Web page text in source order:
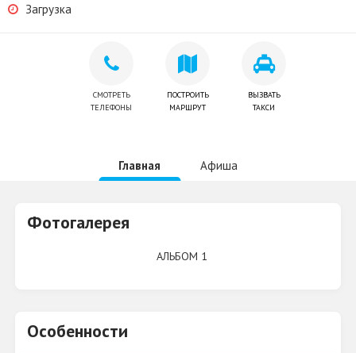
Загрузка
СМОТРЕТЬ
ТЕЛЕФОНЫ
ПОСТРОИТЬ
МАРШРУТ
ВЫЗВАТЬ
ТАКСИ
Главная Афиша
Фотогалерея
АЛЬБОМ 1
Особенности